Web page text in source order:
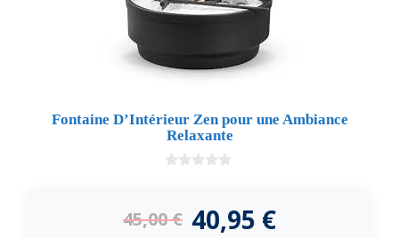
Fontaine D’Intérieur Zen pour une Ambiance
Relaxante
5
45,00€ 40,95 €